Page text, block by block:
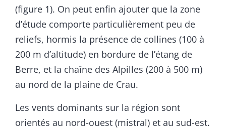
(figure 1). On peut enfin ajouter que la zone
d’étude comporte particulièrement peu de
reliefs, hormis la présence de collines (100 à
200 m d’altitude) en bordure de l’étang de
Berre, et la chaîne des Alpilles (200 à 500 m)
au nord de la plaine de Crau.
Les vents dominants sur la région sont
orientés au nord-ouest (mistral) et au sud-est.